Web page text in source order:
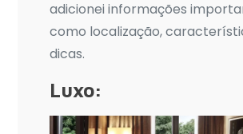
adicionei informações
como localização,
dicas.
Luxo: